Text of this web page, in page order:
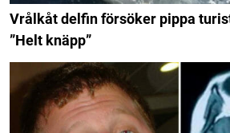
Vrålkåt delfin försöker pippa
”Helt knäpp”